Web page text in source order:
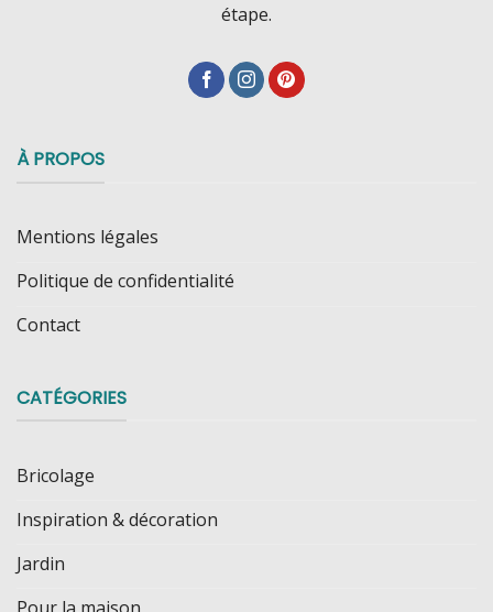
étape.
À PROPOS
Mentions légales
Politique de confidentialité
Contact
CATÉGORIES
Bricolage
Inspiration & décoration
Jardin